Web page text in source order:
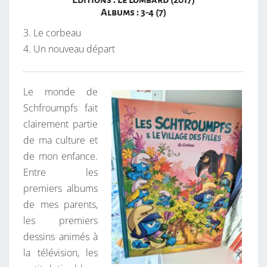
M
T
L
E
V
I
L
L
A
G
E
D
Albums : 3-4 (7)
3. Le corbeau
4. Un nouveau départ
Le monde de
Schfroumpfs fait
clairement partie
de ma culture et
de mon enfance.
Entre les
premiers albums
de mes parents,
les premiers
dessins animés à
la télévision, les